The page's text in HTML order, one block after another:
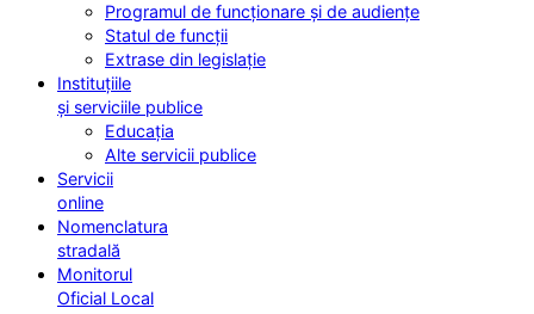
Programul de funcționare și de audiențe
Statul de funcții
Extrase din legislație
Instituțiile
și serviciile publice
Educația
Alte servicii publice
Servicii
online
Nomenclatura
stradală
Monitorul
Oficial Local